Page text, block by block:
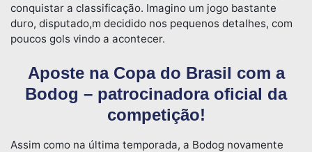
conquistar a classificação. Imagino um jogo bastante
duro, disputado,m decidido nos pequenos detalhes, com
poucos gols vindo a acontecer.
Aposte na Copa do Brasil com a
Bodog – patrocinadora oficial da
competição!
Assim como na última temporada, a Bodog novamente